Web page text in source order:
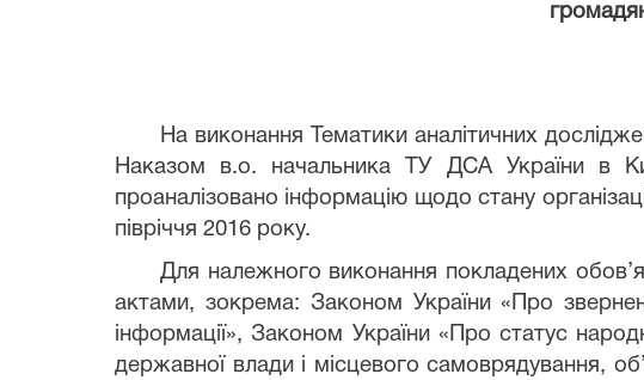
На виконання Тематики аналітичних
Наказом в.о. начальника ТУ ДСА України в
проаналізовано інформацію щодо стану
півріччя 2016 року.
Для належного виконання покладених обов’
актами, зокрема: Законом України «Про
інформації», Законом України «Про статус
державної влади і місцевого самоврядування,